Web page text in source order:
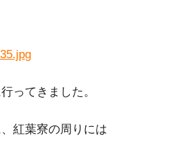
ってきました。
紅葉寮の周りには